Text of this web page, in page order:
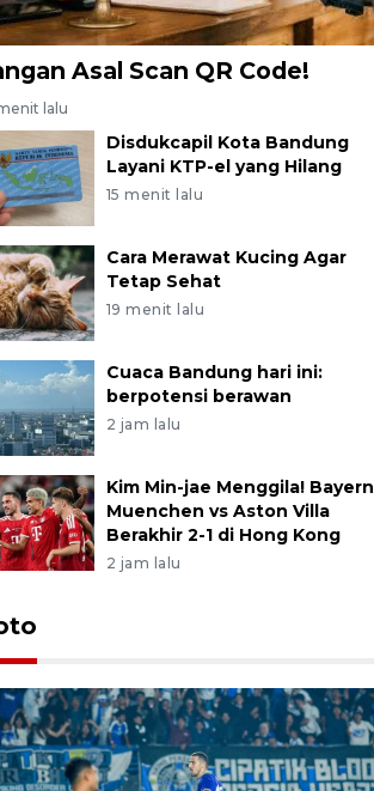
Asal Scan QR Code!
lalu
Disdukcapil Kota Bandung
Layani KTP-el yang Hilang
15 menit lalu
Cara Merawat Kucing Agar
Tetap Sehat
19 menit lalu
Cuaca Bandung hari ini:
berpotensi berawan
2 jam lalu
Kim Min-jae Menggila! Bayern
Muenchen vs Aston Villa
Berakhir 2-1 di Hong Kong
2 jam lalu